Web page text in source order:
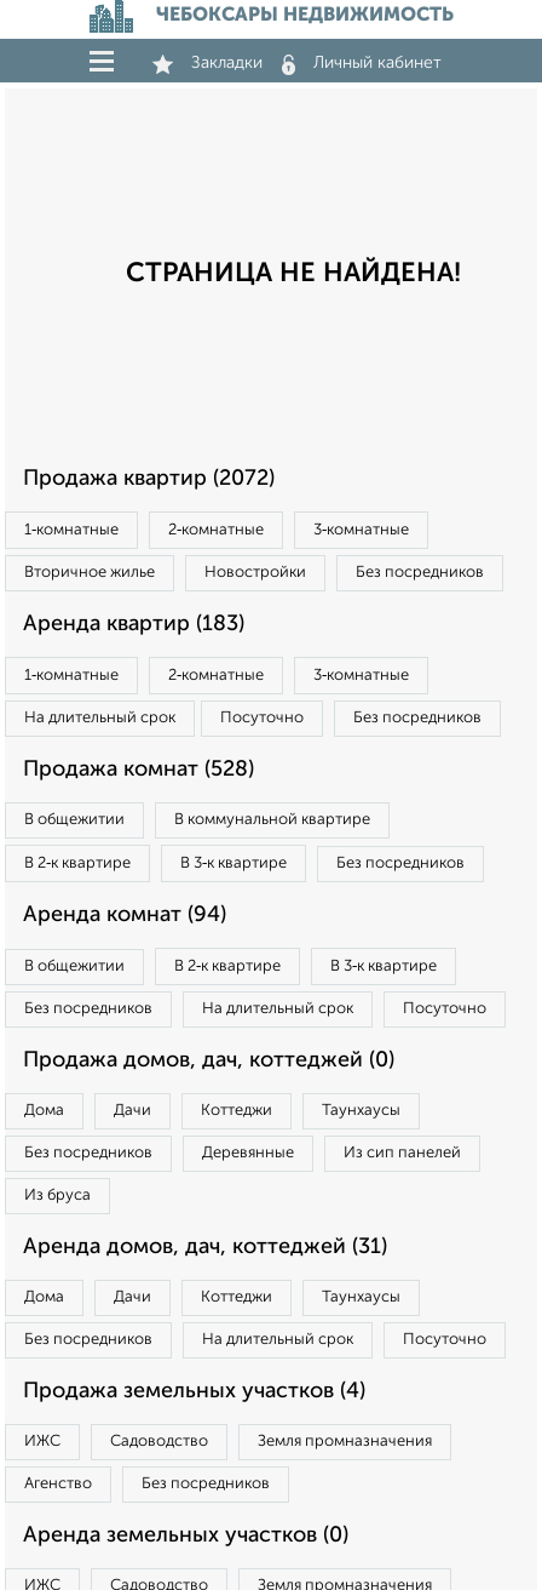
ЧЕБОКСАРЫ НЕДВИЖИМОСТЬ
Закладки Личный кабинет
СТРАНИЦА НЕ НАЙДЕНА!
Продажа квартир (2072)
1‑комнатные 2‑комнатные 3‑комнатные
Вторичное жилье Новостройки Без посредников
Аренда квартир (183)
1‑комнатные 2‑комнатные 3‑комнатные
На длительный срок Посуточно Без посредников
Продажа комнат (528)
В общежитии В коммунальной квартире
В 2‑к квартире В 3‑к квартире Без посредников
Аренда комнат (94)
В общежитии В 2‑к квартире В 3‑к квартире
Без посредников На длительный срок Посуточно
Продажа домов, дач, коттеджей (0)
Дома Дачи Коттеджи Таунхаусы
Без посредников Деревянные Из сип панелей
Из бруса
Аренда домов, дач, коттеджей (31)
Дома Дачи Коттеджи Таунхаусы
Без посредников На длительный срок Посуточно
Продажа земельных участков (4)
ИЖС Садоводство Земля промназначения
Агенство Без посредников
Аренда земельных участков (0)
ИЖС Садоводство Земля промназначения